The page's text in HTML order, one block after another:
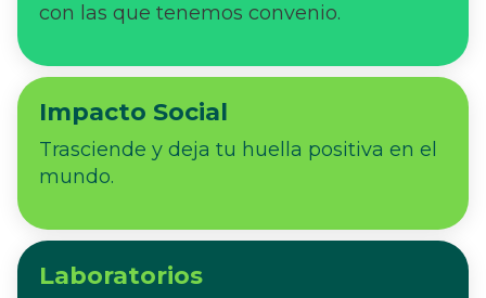
con las que tenemos convenio.
Impacto Social
Trasciende y deja tu huella positiva en el
mundo.
Laboratorios